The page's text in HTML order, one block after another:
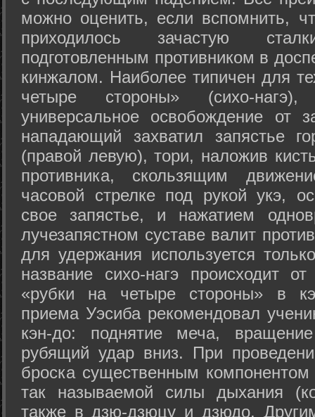
можно оценить, если вспомнить,
приходилось зачастую
подготовленным противником в
кинжалом. Наиболее типичен для
четыре стороны» (сихо-
универсальное освобождение от
нападающий захватил запястье
(правой левую), тори, наложив
противника, скользящим
часовой стрелке под рукой укэ,
свое запястье, и нажатием
лучезапястном суставе валит
для удержания используется
название сихо-нагэ происходит
«рубки на четыре стороны» в
приема Уэсиба рекомендовал
кэн-до: поднятие меча,
рубящий удар вниз. При
броска существенным компонентом
так называемой силы дыхания
также в дзю-дзюцу и дзюдо.